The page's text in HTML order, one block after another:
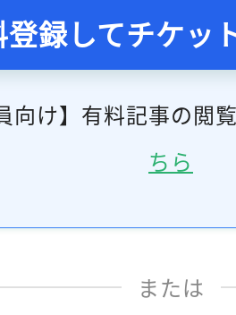
登録してチケッ
向け】有料記事の閲
ちら
または